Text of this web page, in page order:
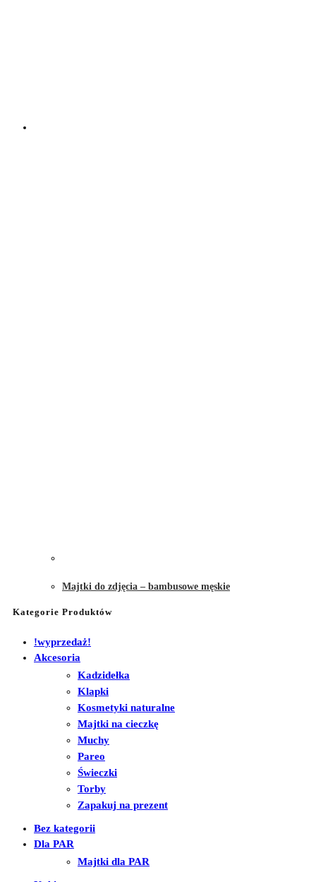
Majtki do zdjęcia – bambusowe męskie
Kategorie Produktów
!wyprzedaż!
Akcesoria
Kadzidełka
Klapki
Kosmetyki naturalne
Majtki na cieczkę
Muchy
Pareo
Świeczki
Torby
Zapakuj na prezent
Bez kategorii
Dla PAR
Majtki dla PAR